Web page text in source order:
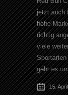
jetzt auch
hohe
richtig
viele
geht es
15.